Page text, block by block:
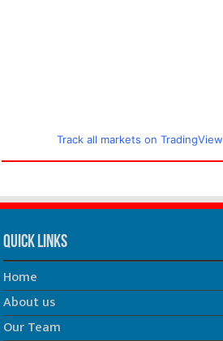
Track all markets on TradingView
Quick Links
Home
About us
Our Team